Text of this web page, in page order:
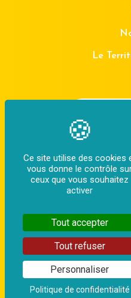
Ce site utilise des cookies
vous donne le contrôle
ceux que vous souhaitez
activer
Tout accepter
Tout refuser
Personnaliser
Politique de confidentialité
Le